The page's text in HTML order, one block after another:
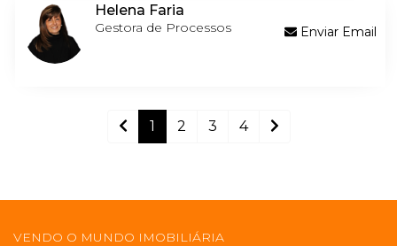
Helena Faria
Gestora de Processos Enviar Email
1 2 3 4
VENDO O MUNDO IMOBILIÁRIA